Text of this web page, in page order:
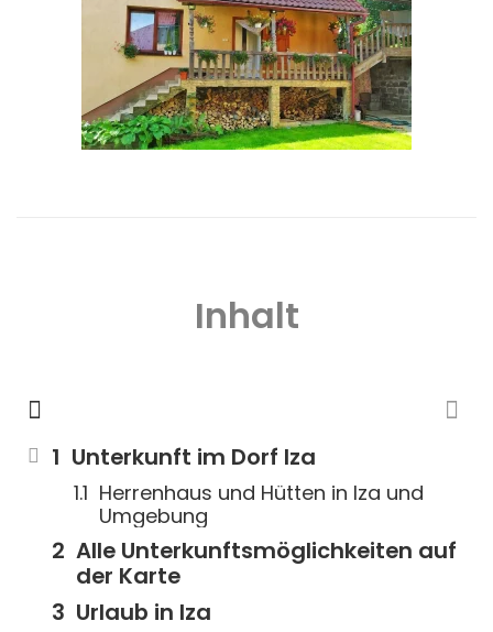
Inhalt
Unterkunft im Dorf Iza
Herrenhaus und Hütten in Iza und
Umgebung
Alle Unterkunftsmöglichkeiten auf
der Karte
Urlaub in Iza